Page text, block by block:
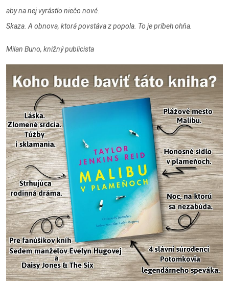
aby na nej vyrástlo niečo nové.
Skaza. A obnova, ktorá povstáva z popola. To je príbeh ohňa.
Milan Buno, knižný publicista